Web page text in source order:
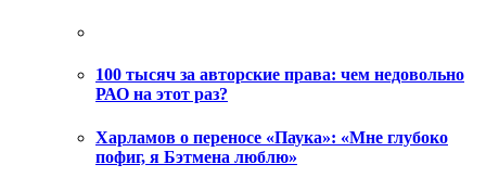
100 тысяч за авторские права: чем недовольно
РАО на этот раз?
Харламов о переносе «Паука»: «Мне глубоко
пофиг, я Бэтмена люблю»